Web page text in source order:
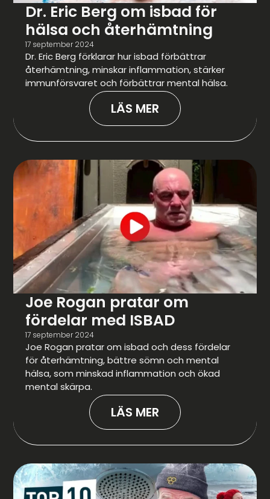
Dr. Eric Berg om isbad för
hälsa och återhämtning
17 september 2024
Dr. Eric Berg förklarar hur isbad förbättrar
återhämtning, minskar inflammation, stärker
immunförsvaret och förbättrar mental hälsa.
LÄS MER
Joe Rogan pratar om
fördelar med ISBAD
17 september 2024
Joe Rogan pratar om isbad och dess fördelar
för återhämtning, bättre sömn och mental
hälsa, som minskad inflammation och ökad
mental skärpa.
LÄS MER